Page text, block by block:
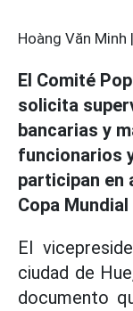
Hoàng Văn Minh |
El Comité
solicita
bancarias y
funcionarios
participan en
Copa Mundial
El
ciudad de
documento